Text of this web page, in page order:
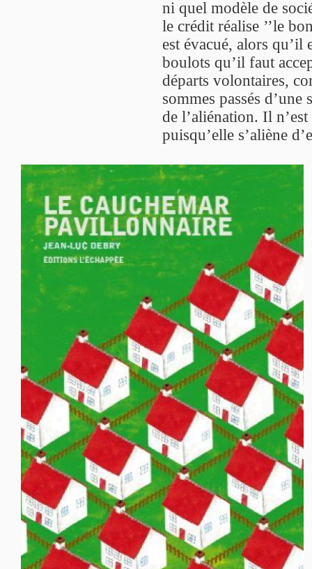
ni quel modèle de
le crédit réalise ’’le
est évacué, alors qu’il
boulots qu’il faut
départs volontaires,
sommes passés
de l’aliénation. Il
puisqu’elle s’aliène